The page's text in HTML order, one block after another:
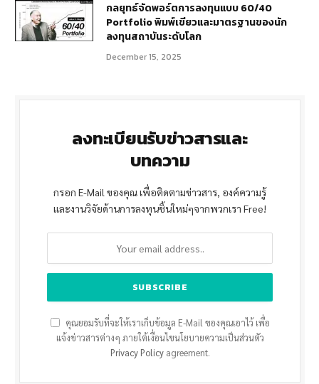
กลยุทธ์จัดพอร์ตการลงทุนแบบ 60/40
Portfolio พิมพ์เขียวและมาตรฐานของนัก
ลงทุนสถาบันระดับโลก
December 15, 2025
ลงทะเบียนรับข่าวสารและ
บทความ
กรอก E-Mail ของคุณ เพื่อติดตามข่าวสาร, องค์ความรู้
และงานวิจัยด้านการลงทุนชิ้นใหม่ๆจากพวกเรา Free!
คุณยอมรับที่จะให้เราเก็บข้อมูล E-Mail ของคุณเอาไว้ เพื่อ
แจ้งข่าวสารต่างๆ ภายใต้เงื่อนไขนโยบายความเป็นส่วนตัว
Privacy Policyagreement.